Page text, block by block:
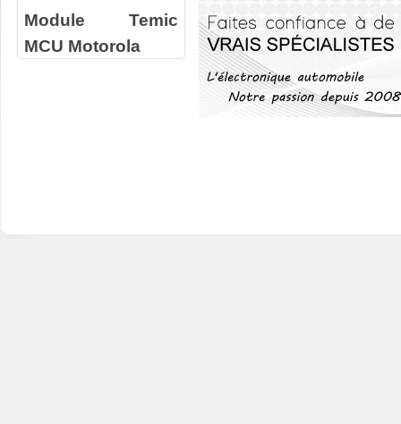
Module Temic
MCU Motorola